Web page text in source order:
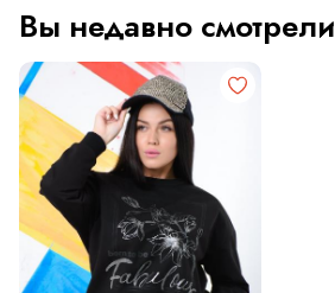
Вы недавно смотрели